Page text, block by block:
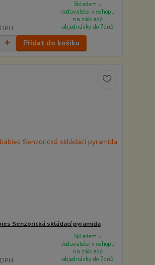
Skladem u
dodavatele, v eshopu
na základě
objednávky do 7dnů
Přidat do košíku
Senzorická skládací pyramida
Skladem u
dodavatele, v eshopu
na základě
objednávky do 7dnů